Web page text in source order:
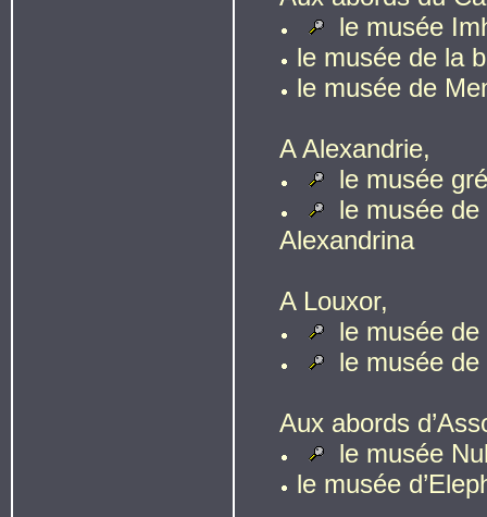
le musée
le musée de la
le musée de
A Alexandrie,
le musée
le musée
Alexandrina
A Louxor,
le musée de
le musée
Aux abords
le musée
le musée